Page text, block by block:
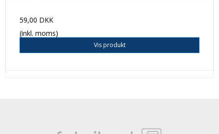
59,00 DKK
(inkl. moms)
Vis produkt